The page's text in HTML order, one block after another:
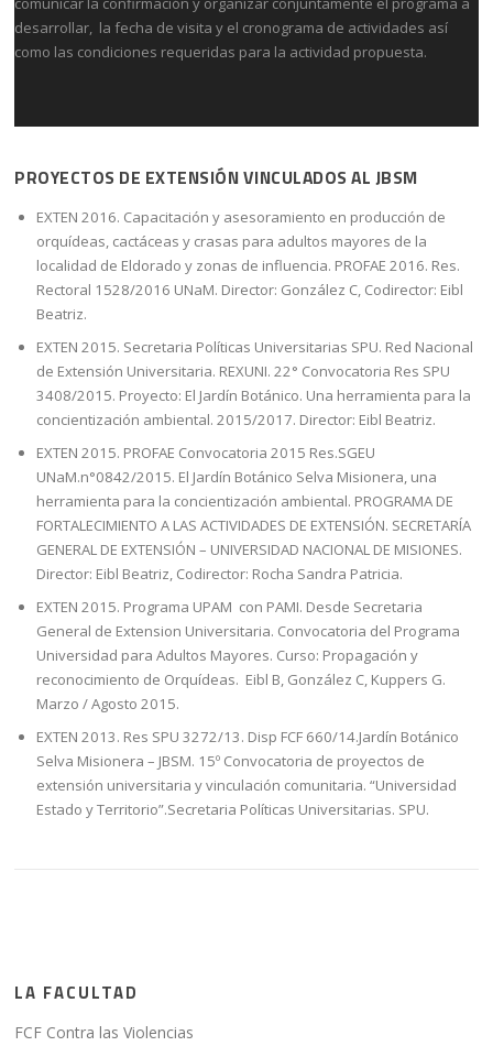
desarrollar, la fecha de visita y el cronograma de actividades así
como las condiciones requeridas para la actividad propuesta.
PROYECTOS DE EXTENSIÓN VINCULADOS AL JBSM
EXTEN 2016. Capacitación y asesoramiento en producción de
orquídeas, cactáceas y crasas para adultos mayores de la
localidad de Eldorado y zonas de influencia. PROFAE 2016. Res.
Rectoral 1528/2016 UNaM. Director: González C, Codirector: Eibl
Beatriz.
EXTEN 2015. Secretaria Políticas Universitarias SPU. Red Nacional
de Extensión Universitaria. REXUNI. 22° Convocatoria Res SPU
3408/2015. Proyecto: El Jardín Botánico. Una herramienta para la
concientización ambiental. 2015/2017. Director: Eibl Beatriz.
EXTEN 2015. PROFAE Convocatoria 2015 Res.SGEU
UNaM.n°0842/2015. El Jardín Botánico Selva Misionera, una
herramienta para la concientización ambiental. PROGRAMA DE
FORTALECIMIENTO A LAS ACTIVIDADES DE EXTENSIÓN. SECRETARÍA
GENERAL DE EXTENSIÓN – UNIVERSIDAD NACIONAL DE MISIONES.
Director: Eibl Beatriz, Codirector: Rocha Sandra Patricia.
EXTEN 2015. Programa UPAM con PAMI. Desde Secretaria
General de Extension Universitaria. Convocatoria del Programa
Universidad para Adultos Mayores. Curso: Propagación y
reconocimiento de Orquídeas. Eibl B, González C, Kuppers G.
Marzo / Agosto 2015.
EXTEN 2013. Res SPU 3272/13. Disp FCF 660/14.Jardín Botánico
Selva Misionera – JBSM. 15º Convocatoria de proyectos de
extensión universitaria y vinculación comunitaria. “Universidad
Estado y Territorio”.Secretaria Políticas Universitarias. SPU.
LA FACULTAD
FCF Contra las Violencias